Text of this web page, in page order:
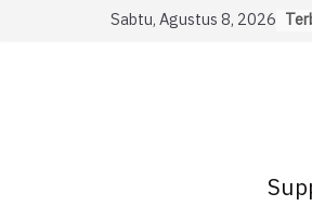
Sabtu, Agustus 8, 2026